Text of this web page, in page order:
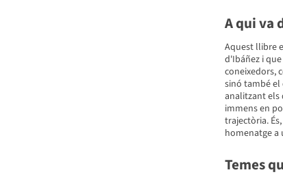
A qui va
Aquest llibre
d'Ibáñez i
coneixedors,
sinó també el
analitzant els
immens en
trajectòria.
homenatge a
Temes